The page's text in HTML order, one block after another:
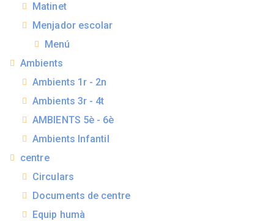
Matinet
Menjador escolar
Menú
Ambients
Ambients 1r - 2n
Ambients 3r - 4t
AMBIENTS 5è - 6è
Ambients Infantil
centre
Circulars
Documents de centre
Equip humà